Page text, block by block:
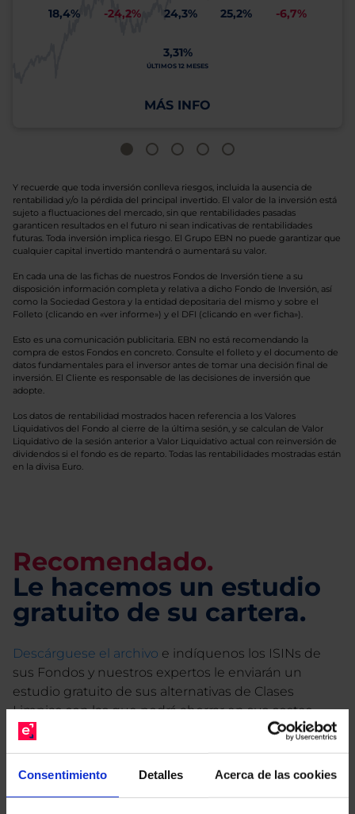
Consentimiento Detalles Acerca de las cookies
18,4% -24,2% 24,3% 25,2% -6,7%
3,31%
ÚLTIMOS 12 MESES
MÁS INFO
Y recuerde que toda inversión conlleva riesgos, incluida la ausencia de
rentabilidad y/o la pérdida del principal invertido. El valor de la inversión está
sujeto a fluctuaciones del mercado, sin que rentabilidades pasadas
garanticen resultados en el futuro ni sean indicativas de rentabilidades
futuras. Toda inversión implica riesgo. El Grupo EBN no puede garantizar que
cualquier capital invertido mantendrá o aumentará su valor.
En cada una de las fichas de nuestros Fondos de Inversión tiene a su
disposición información completa y relativa a dicho Fondo de Inversión, así
como la Sociedad Gestora y la entidad depositaria del mismo y sobre el
Folleto (clicando en «ver informe») y el DFI (clicando en «ver ficha»).
Esto es una comunicación publicitaria. EBN no está recomendando la
compra de estos Fondos en concreto. Consulte el folleto y el documento de
datos fundamentales para el inversor antes de tomar una decisión final de
inversión. El Cliente es responsable de las decisiones de inversión que
adopte.
Los datos de rentabilidad mostrados hacen referencia a los Valores
Liquidativos del Fondo al cierre de la última sesión, y se calculan de Valor
Liquidativo de la sesión anterior a Valor Liquidativo actual con reinversión de
dividendos si el fondo es de reparto. Todas las rentabilidades mostradas están
en la divisa Euro.
Recomendado.
Le hacemos un estudio
gratuito de su cartera.
Descárguese el archivo e indíquenos los ISINs de
sus Fondos y nuestros expertos le enviarán un
estudio gratuito de sus alternativas de Clases
Limpias con las que podrá ahorrar en sus costes.